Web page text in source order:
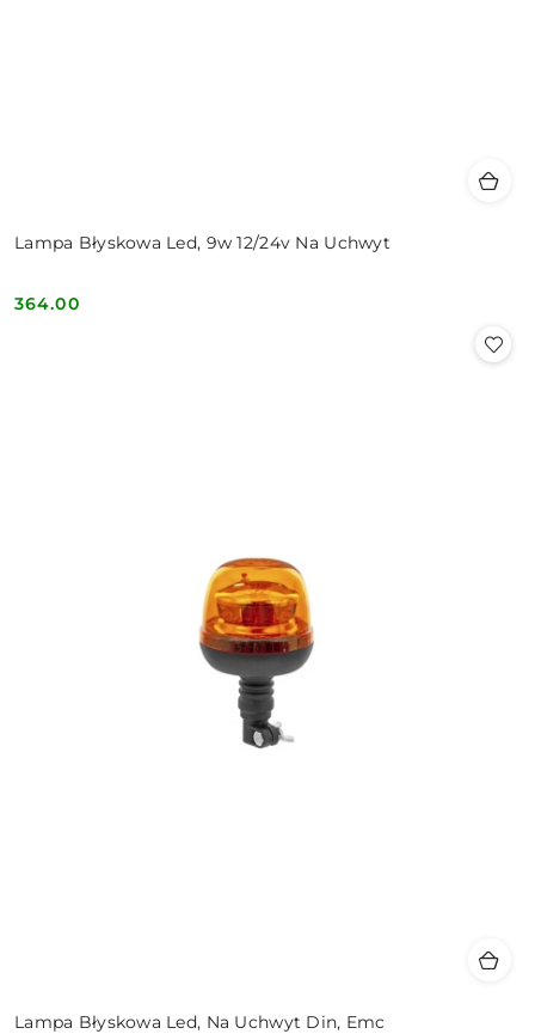
Lampa Błyskowa Led, 9w 12/24v Na Uchwyt
Cena:
364.00
Lampa Błyskowa Led, Na Uchwyt Din, Emc